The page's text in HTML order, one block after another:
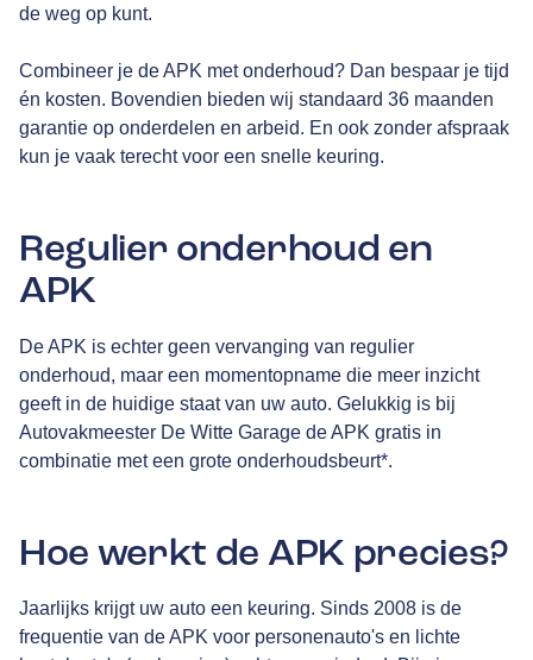
de weg op kunt.
Combineer je de APK met onderhoud? Dan bespaar je tijd
én kosten. Bovendien bieden wij standaard 36 maanden
garantie op onderdelen en arbeid. En ook zonder afspraak
kun je vaak terecht voor een snelle keuring.
Regulier onderhoud en
APK
De APK is echter geen vervanging van regulier
onderhoud, maar een momentopname die meer inzicht
geeft in de huidige staat van uw auto. Gelukkig is bij
Autovakmeester De Witte Garage de APK gratis in
combinatie met een grote onderhoudsbeurt*.
Hoe werkt de APK precies?
Jaarlijks krijgt uw auto een keuring. Sinds 2008 is de
frequentie van de APK voor personenauto's en lichte